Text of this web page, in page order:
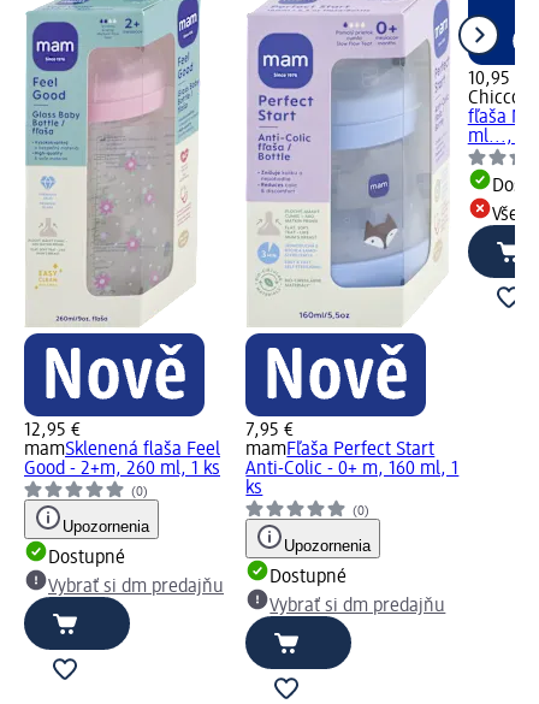
12,95 €
mamSklenená flaša Feel
Good - 2+m, 260 ml, 1 ks
(0)
Upozornenia
Dostupné
Vybrať si dm predajňu
7,95 €
mamFľaša Perfect Start
Anti-Colic - 0+ m, 160 ml, 1
ks
(0)
Upozornenia
Dostupné
Vybrať si dm predajňu
10,95 €
Chicco
fľaša
ml..., 1